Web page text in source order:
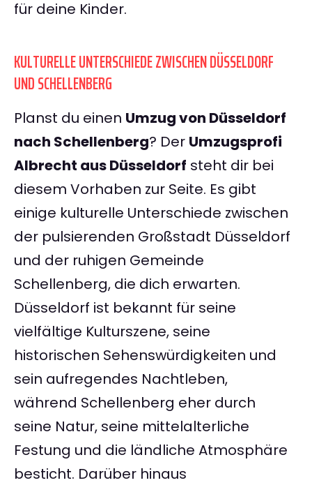
für deine Kinder.
KULTURELLE UNTERSCHIEDE ZWISCHEN DÜSSELDORF
UND SCHELLENBERG
Planst du einen Umzug von Düsseldorf
nach Schellenberg? Der Umzugsprofi
Albrecht aus Düsseldorf steht dir bei
diesem Vorhaben zur Seite. Es gibt
einige kulturelle Unterschiede zwischen
der pulsierenden Großstadt Düsseldorf
und der ruhigen Gemeinde
Schellenberg, die dich erwarten.
Düsseldorf ist bekannt für seine
vielfältige Kulturszene, seine
historischen Sehenswürdigkeiten und
sein aufregendes Nachtleben,
während Schellenberg eher durch
seine Natur, seine mittelalterliche
Festung und die ländliche Atmosphäre
besticht. Darüber hinaus